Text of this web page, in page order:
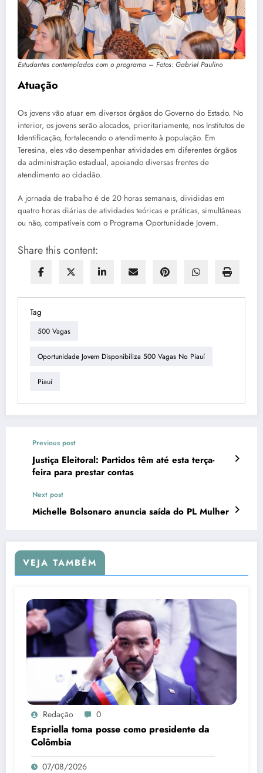
Estudantes contemplados com o programa – Fotos: Gabriel Paulino
Atuação
Os jovens vão atuar em diversos órgãos do Governo do Estado. No
interior, os jovens serão alocados, prioritariamente, nos Institutos de
Identificação, fortalecendo o atendimento à população. Em
Teresina, eles vão desempenhar atividades em diferentes órgãos
da administração estadual, apoiando diversas frentes de
atendimento ao cidadão.
A jornada de trabalho é de 20 horas semanais, divididas em
quatro horas diárias de atividades teóricas e práticas, simultâneas
ou não, compatíveis com o Programa Oportunidade Jovem.
Share this content:
Tag
500 Vagas
Oportunidade Jovem Disponibiliza 500 Vagas No Piauí
Piauí
Previous post
Justiça Eleitoral: Partidos têm até esta terça-
feira para prestar contas
Next post
Michelle Bolsonaro anuncia saída do PL Mulher
VEJA TAMBÉM
Redação 0
Espriella toma posse como presidente da
Colômbia
07/08/2026